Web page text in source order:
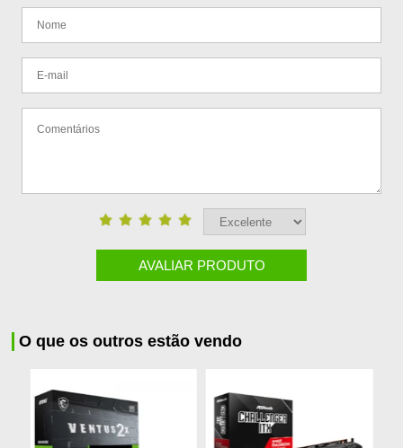
AVALIAR PRODUTO
O que os outros estão vendo